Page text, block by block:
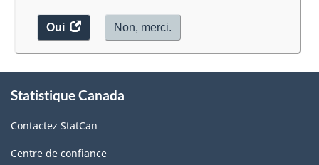
Oui
accéder
au
Non, merci.
propos
ce
site
Statistique Canada
Contactez StatCan
Centre de confiance